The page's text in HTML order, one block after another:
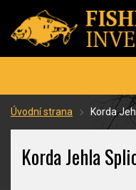
Úvodní strana Korda
Korda Jehla